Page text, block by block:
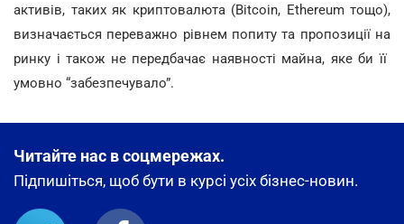
активів, таких як криптовалюта (Bitcoin, Ethereum тощо),
визначається переважно рівнем попиту та пропозиції на
ринку і також не передбачає наявності майна, яке би її
умовно “забезпечувало”.
Читайте нас в соцмережах.
Підпишіться, щоб бути в курсі усіх бізнес-новин.